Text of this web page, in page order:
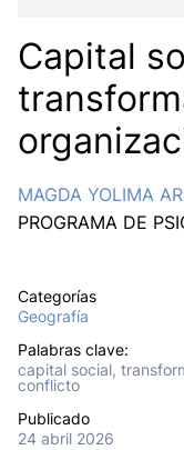
Capital
MAGDA YOLIMA
PROGRAMA DE
Categorías
Geografía
Palabras clave:
capital social,
conflicto
Publicado
24 abril 2026